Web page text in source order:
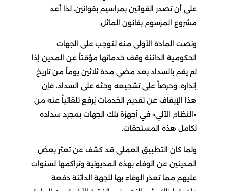
على أن تصدر القوانين بمراسيم بقوانين، لذا أعد
مشروع المرسوم بقانون الماثل.
ونصت المادة الأولى منه لتوجب على الجهات
الحكومية الدائنة وقف خدماتها مؤقتاً عن المدين إذا
لم يقم بالسداد بعد مضي مدة ثلاثين يوماً من تاريخ
إنذاره، وحرصاً على تشجيعه وحثه على السداد، فإن
هذا الإيقاف عن تقديم الخدمات يُرفع تلقائياً عنه من
«النظام الآلي» في أجهزة تلك الجهات بمجرد سداده
لكامل هذه المستحقات.
ولما كان التطبيق العملي قد كشف عن تعثر بعض
المدينين عن الوفاء بهذه المديونية وتراكمها لسنوات
عليهم مما تعذر الوفاء بها للجهة الدائنة دفعة